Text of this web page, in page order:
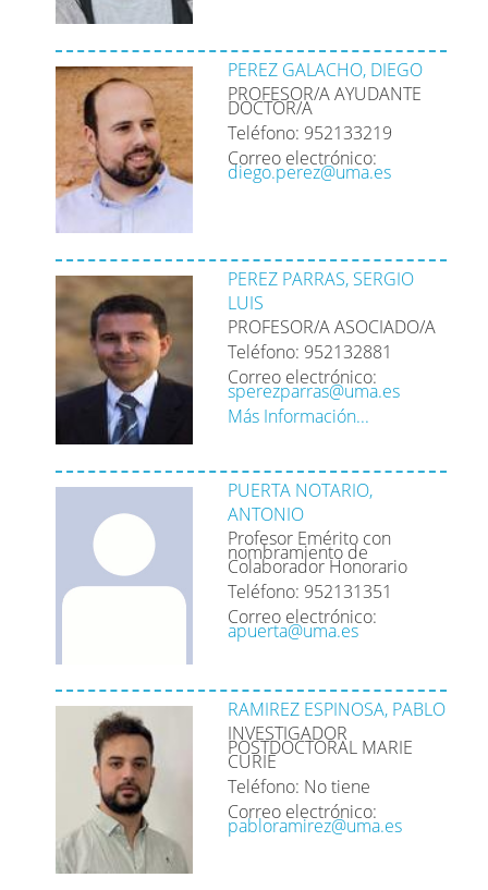
PEREZ GALACHO, DIEGO
PROFESOR/A AYUDANTE
DOCTOR/A
Teléfono: 952133219
Correo electrónico:
diego.perez@uma.es
PEREZ PARRAS, SERGIO
LUIS
PROFESOR/A ASOCIADO/A
Teléfono: 952132881
Correo electrónico:
sperezparras@uma.es
Más Información...
PUERTA NOTARIO,
ANTONIO
Profesor Emérito con
nombramiento de
Colaborador Honorario
Teléfono: 952131351
Correo electrónico:
apuerta@uma.es
RAMIREZ ESPINOSA, PABLO
INVESTIGADOR
POSTDOCTORAL MARIE
CURIE
Teléfono: No tiene
Correo electrónico:
pabloramirez@uma.es